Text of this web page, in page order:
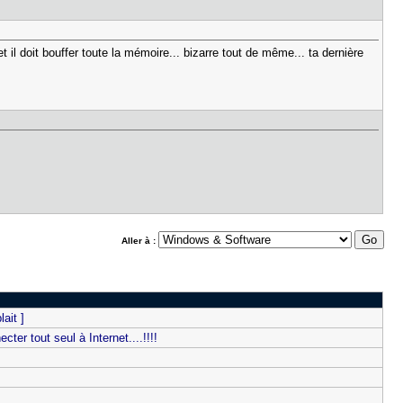
doit bouffer toute la mémoire... bizarre tout de même... ta dernière
Aller à :
]
tout seul à Internet....!!!!